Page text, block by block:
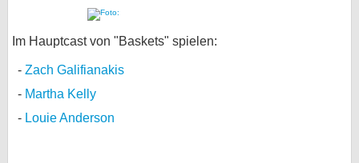
Im Hauptcast von "Baskets" spielen:
Zach Galifianakis
Martha Kelly
Louie Anderson